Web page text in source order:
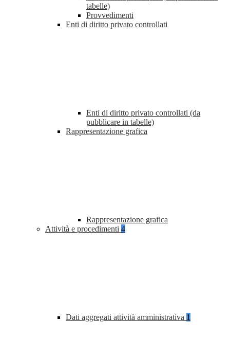
tabelle)
Provvedimenti
Enti di diritto privato controllati
Enti di diritto privato controllati (da
pubblicare in tabelle)
Rappresentazione grafica
Rappresentazione grafica
Attività e procedimenti 4
Dati aggregati attività amministrativa 1